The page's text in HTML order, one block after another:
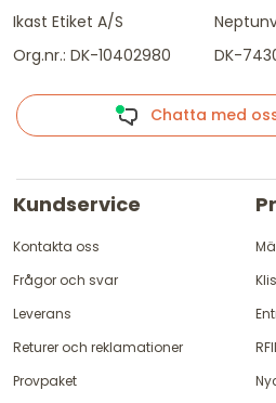
Ikast Etiket A/S
Org.nr.: DK-10402980
DK-
Chatta med
Kundservice
Kontakta oss
Frågor och svar
Leverans
Returer och reklamationer
Provpaket